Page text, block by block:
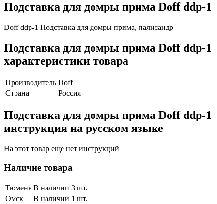
Подставка для домры прима Doff ddp-1
Doff ddp-1 Подставка для домры прима, палисандр
Подставка для домры прима Doff ddp-1
характеристики товара
Производитель Doff
Страна
Россия
Подставка для домры прима Doff ddp-1
инструкция на русском языке
На этот товар еще нет инструкций
Наличие товара
Тюмень В наличии 3 шт.
Омск
В наличии 1 шт.